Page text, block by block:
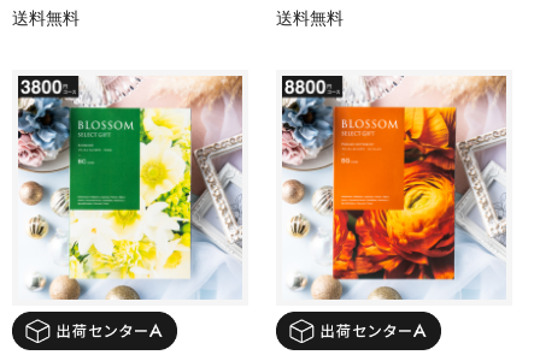
送料無料 送料無料